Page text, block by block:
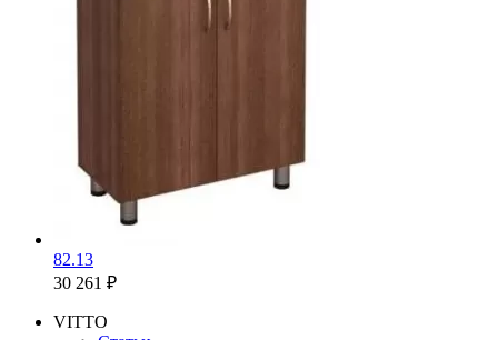
82.13
30 261 ₽
VITTO